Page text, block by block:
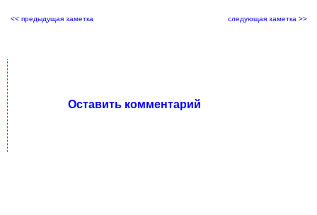
<< предыдущая заметка следующая заметка >>
Оставить комментарий